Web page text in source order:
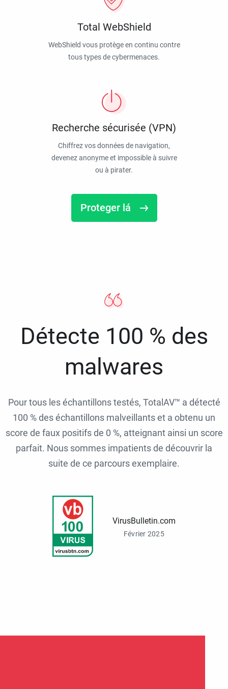
Total WebShield
WebShield vous protège en continu contre
tous types de cybermenaces.
Recherche sécurisée (VPN)
Chiffrez vos données de navigation,
devenez anonyme et impossible à suivre
ou à pirater.
Proteger lá
Détecte 100 % des
malwares
Pour tous les échantillons testés, TotalAV™ a détecté
100 % des échantillons malveillants et a obtenu un
score de faux positifs de 0 %, atteignant ainsi un score
parfait. Nous sommes impatients de découvrir la
suite de ce parcours exemplaire.
VirusBulletin.com
Février 2025